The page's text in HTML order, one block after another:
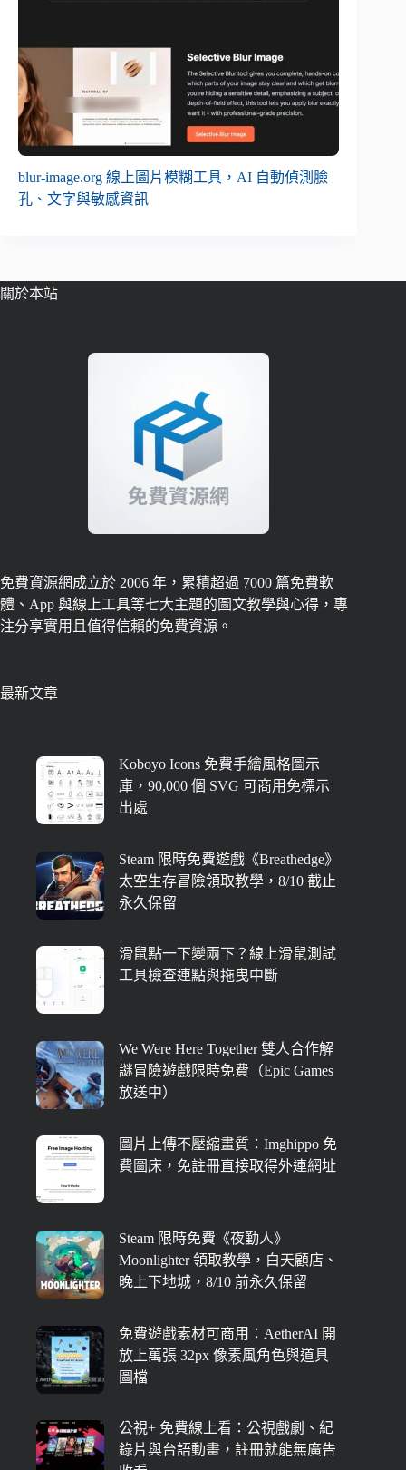
blur-image.org 線上圖片模糊工具，AI 自動偵測臉
孔、文字與敏感資訊
關於本站
免費資源網成立於 2006 年，累積超過 7000 篇免費軟
體、App 與線上工具等七大主題的圖文教學與心得，專
注分享實用且值得信賴的免費資源。
最新文章
Koboyo Icons 免費手繪風格圖示
庫，90,000 個 SVG 可商用免標示
出處
Steam 限時免費遊戲《Breathedge》
太空生存冒險領取教學，8/10 截止
永久保留
滑鼠點一下變兩下？線上滑鼠測試
工具檢查連點與拖曳中斷
We Were Here Together 雙人合作解
謎冒險遊戲限時免費（Epic Games
放送中）
圖片上傳不壓縮畫質：Imghippo 免
費圖床，免註冊直接取得外連網址
Steam 限時免費《夜勤人》
Moonlighter 領取教學，白天顧店、
晚上下地城，8/10 前永久保留
免費遊戲素材可商用：AetherAI 開
放上萬張 32px 像素風角色與道具
圖檔
公視+ 免費線上看：公視戲劇、紀
錄片與台語動畫，註冊就能無廣告